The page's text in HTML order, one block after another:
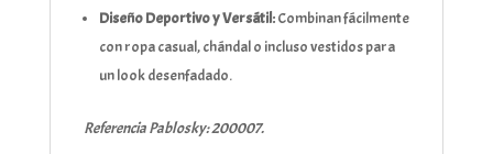
Diseño Deportivo y Versátil:Combinan fácilmente
con ropa casual, chándal o incluso vestidos para
un look desenfadado.
Referencia Pablosky: 200007.